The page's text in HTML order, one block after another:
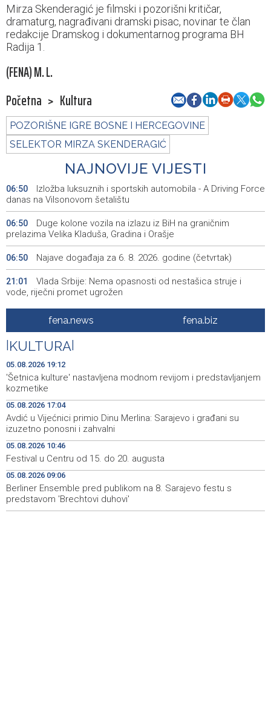
Mirza Skenderagić je filmski i pozorišni kritičar,
dramaturg, nagrađivani dramski pisac, novinar te član
redakcije Dramskog i dokumentarnog programa BH
Radija 1.
(FENA) M. L.
Početna > Kultura
POZORIŠNE IGRE BOSNE I HERCEGOVINE
SELEKTOR MIRZA SKENDERAGIĆ
NAJNOVIJE VIJESTI
06:50
Izložba luksuznih i sportskih automobila - A Driving Force
danas na Vilsonovom šetalištu
06:50
Duge kolone vozila na izlazu iz BiH na graničnim
prelazima Velika Kladuša, Gradina i Orašje
06:50 Najave događaja za 6. 8. 2026. godine (četvrtak)
21:01
Vlada Srbije: Nema opasnosti od nestašica struje i
vode, riječni promet ugrožen
Rukometaši 'Slobode' ulaze u novu sezonu s ciljem
povratka u Premijer ligu
20:17
Ministarstvo za odgoj i obrazovanje KS razvilo sistem
stručne podrške prosvjetnim radnicima
19:32 Announcement of events for Thursday, 6 August 2026
19:26
Rise in electric scooter injuries among children; Biloš:
Head and facial injuries most common
19:25
Ministarstvo saobraćaja KS: Uskoro javna nabavka za
obnovu mosta u ulici Ive Andrića
19:15
Pomozi.ba pomaže Gazi - Od početka 2026. podijeljeno
40.000 toplih obroka, u augustu nove aktivnosti
fena.news fena.biz
KULTURA
05.08.2026 19:12
'Šetnica kulture' nastavljena modnom revijom i predstavljanjem
kozmetike
05.08.2026 17:04
Avdić u Vijećnici primio Dinu Merlina: Sarajevo i građani su
izuzetno ponosni i zahvalni
05.08.2026 10:46
Festival u Centru od 15. do 20. augusta
05.08.2026 09:06
Berliner Ensemble pred publikom na 8. Sarajevo festu s
predstavom 'Brechtovi duhovi'